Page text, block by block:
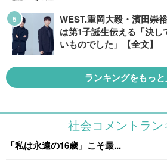
WEST.重岡大毅・濱田崇
は第1子誕生伝える「決
いものでした」【全文】
ランキングをもっ